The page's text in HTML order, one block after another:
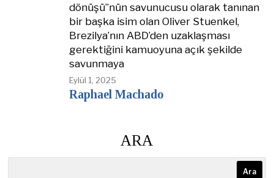
dönüşü”nün savunucusu olarak tanınan
bir başka isim olan Oliver Stuenkel,
Brezilya’nın ABD’den uzaklaşması
gerektiğini kamuoyuna açık şekilde
savunmaya
Eylül 1, 2025
Raphael Machado
ARA
Ara